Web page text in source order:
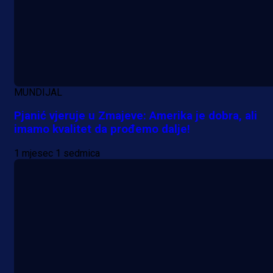
MUNDIJAL
Pjanić vjeruje u Zmajeve: Amerika je dobra, ali
imamo kvalitet da prođemo dalje!
1 mjesec 1 sedmica